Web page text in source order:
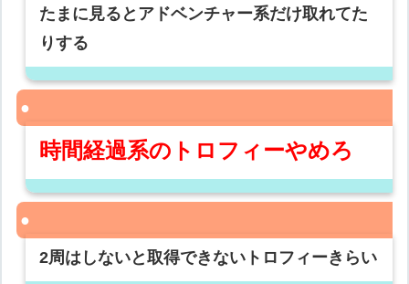
たまに見るとアドベンチャー系だけ取れてた
りする
時間経過系のトロフィーやめろ
2周はしないと取得できないトロフィーきらい